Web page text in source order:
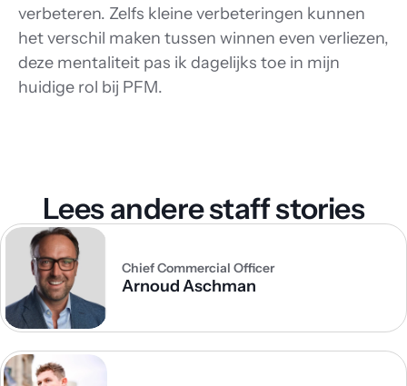
verbeteren. Zelfs kleine verbeteringen kunnen
het verschil maken tussen winnen even verliezen,
deze mentaliteit pas ik dagelijks toe in mijn
huidige rol bij PFM.
Lees andere staff stories
Chief Commercial Officer
Arnoud Aschman